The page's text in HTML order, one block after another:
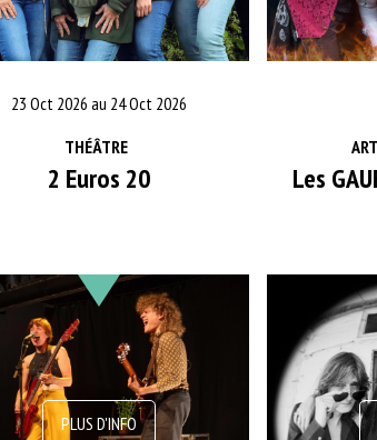
23 Oct 2026 au 24 Oct 2026
THÉÂTRE
2 Euros 20
Les